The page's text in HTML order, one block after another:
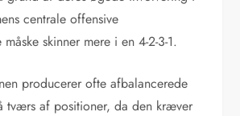
centrale offensive
skinner mere i en 4-2-3-1.
producerer ofte afbalancerede
tværs af positioner, da den kræver